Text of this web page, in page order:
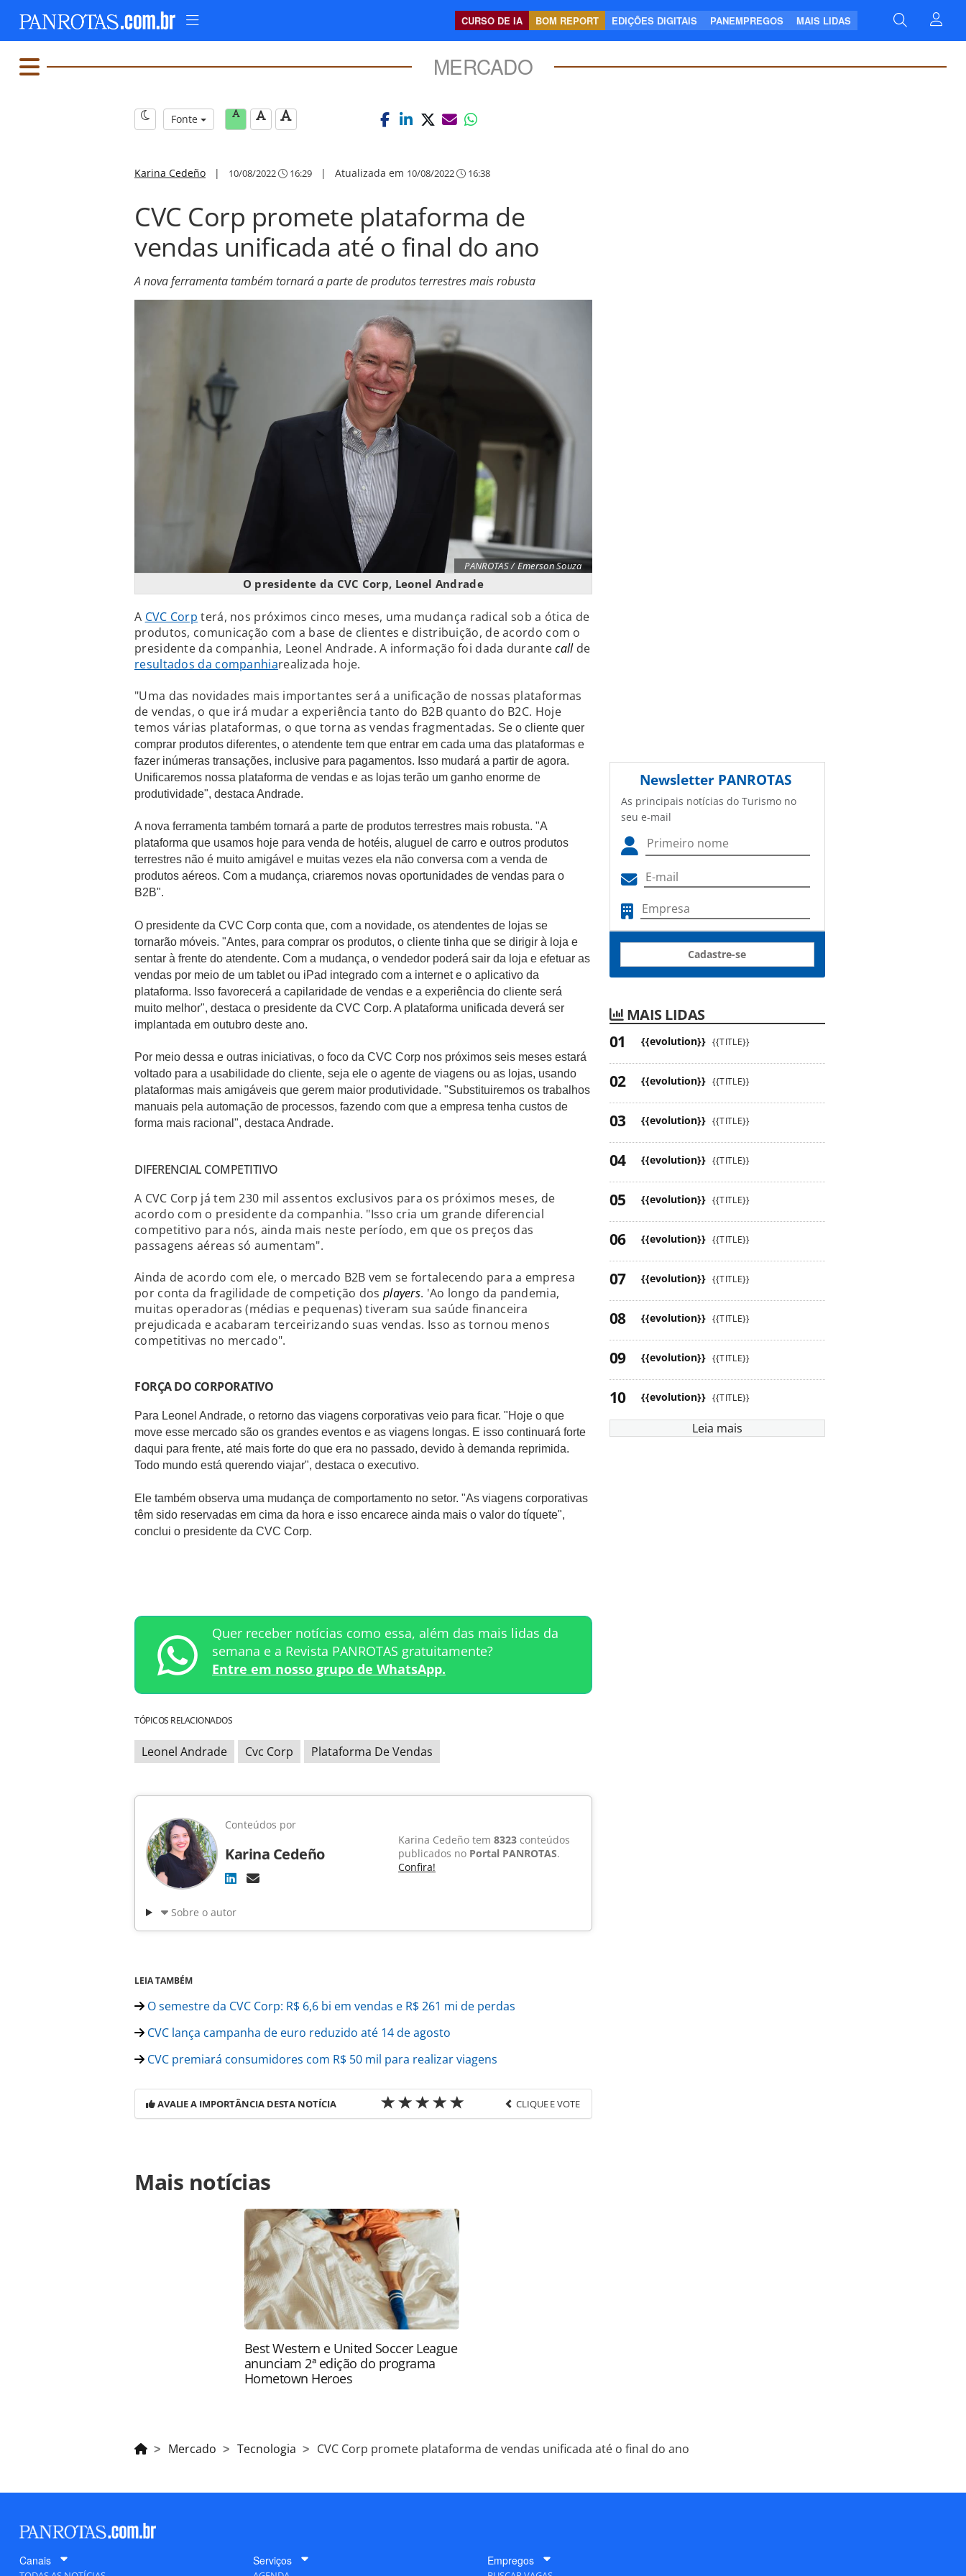
CURSO DE IA BOM REPORT EDIÇÕES DIGITAIS PANEMPREGOS MAIS LIDAS
MERCADO
Fonte
Karina Cedeño | 10/08/2022 16:29 | Atualizada em 10/08/2022 16:38
CVC Corp promete plataforma de
vendas unificada até o final do ano
A nova ferramenta também tornará a parte de produtos terrestres mais robusta
PANROTAS / Emerson Souza
O presidente da CVC Corp, Leonel Andrade
A CVC Corp terá, nos próximos cinco meses, uma mudança radical sob a ótica de
produtos, comunicação com a base de clientes e distribuição, de acordo com o
presidente da companhia, Leonel Andrade. A informação foi dada durantecallde
resultados da companhiarealizada hoje.
"Uma das novidades mais importantes será a unificação de nossas plataformas
de vendas, o que irá mudar a experiência tanto do B2B quanto do B2C. Hoje
temos várias plataformas, o que torna as vendas fragmentadas. Se o cliente quer
comprar produtos diferentes, o atendente tem que entrar em cada uma das plataformas e
fazer inúmeras transações, inclusive para pagamentos. Isso mudará a partir de agora.
Unificaremos nossa plataforma de vendas e as lojas terão um ganho enorme de
produtividade", destaca Andrade.
A nova ferramenta também tornará a parte de produtos terrestres mais robusta. "A
plataforma que usamos hoje para venda de hotéis, aluguel de carro e outros produtos
terrestres não é muito amigável e muitas vezes ela não conversa com a venda de
produtos aéreos. Com a mudança, criaremos novas oportunidades de vendas para o
B2B".
O presidente da CVC Corp conta que, com a novidade, os atendentes de lojas se
tornarão móveis. "Antes, para comprar os produtos, o cliente tinha que se dirigir à loja e
sentar à frente do atendente. Com a mudança, o vendedor poderá sair da loja e efetuar as
vendas por meio de um tablet ou iPad integrado com a internet e o aplicativo da
plataforma. Isso favorecerá a capilaridade de vendas e a experiência do cliente será
muito melhor", destaca o presidente da CVC Corp. A plataforma unificada deverá ser
implantada em outubro deste ano.
Por meio dessa e outras iniciativas, o foco da CVC Corp nos próximos seis meses estará
voltado para a usabilidade do cliente, seja ele o agente de viagens ou as lojas, usando
plataformas mais amigáveis que gerem maior produtividade. "Substituiremos os trabalhos
manuais pela automação de processos, fazendo com que a empresa tenha custos de
forma mais racional", destaca Andrade.
DIFERENCIAL COMPETITIVO
A CVC Corp já tem 230 mil assentos exclusivos para os próximos meses, de
acordo com o presidente da companhia. "Isso cria um grande diferencial
competitivo para nós, ainda mais neste período, em que os preços das
passagens aéreas só aumentam".
Ainda de acordo com ele, o mercado B2B vem se fortalecendo para a empresa
por conta da fragilidade de competição dos players. 'Ao longo da pandemia,
muitas operadoras (médias e pequenas) tiveram sua saúde financeira
prejudicada e acabaram terceirizando suas vendas. Isso as tornou menos
competitivas no mercado".
FORÇA DO CORPORATIVO
Para Leonel Andrade, o retorno das viagens corporativas veio para ficar. "Hoje o que
move esse mercado são os grandes eventos e as viagens longas. E isso continuará forte
daqui para frente, até mais forte do que era no passado, devido à demanda reprimida.
Todo mundo está querendo viajar", destaca o executivo.
Ele também observa uma mudança de comportamento no setor. "As viagens corporativas
têm sido reservadas em cima da hora e isso encarece ainda mais o valor do tíquete",
conclui o presidente da CVC Corp.
Quer receber notícias como essa, além das mais lidas da
semana e a Revista PANROTAS gratuitamente?
Entre em nosso grupo de WhatsApp.
TÓPICOS RELACIONADOS
Leonel Andrade Cvc Corp Plataforma De Vendas
Conteúdos por
Karina Cedeño
Karina Cedeño tem 8323 conteúdos
publicados no Portal PANROTAS.
Confira!
Sobre o autor
LEIA TAMBÉM
O semestre da CVC Corp: R$ 6,6 bi em vendas e R$ 261 mi de perdas
CVC lança campanha de euro reduzido até 14 de agosto
CVC premiará consumidores com R$ 50 mil para realizar viagens
AVALIE A IMPORTÂNCIA DESTA NOTÍCIA CLIQUE E VOTE
https://www.panrotas.com.br/mercado/tecnologia/2022/08/cvc-corp-promete-
plataforma-de-vendas-unificada-ate-o-final-do-ano_191172.html ou as ferramentas
oferecidas na página. Todo o conteúdo produzido pela PANROTAS Editora é protegido
pela legislação brasileira sobre direito autoral. Não reproduza o conteúdo sem
autorização da PANROTAS Editora (copyright@panrotas.com.br).
Mais notícias
Best Western e United Soccer League
anunciam 2ª edição do programa
Hometown Heroes
Newsletter PANROTAS
As principais notícias do Turismo no
seu e-mail
Cadastre-se
MAIS LIDAS
{{evolution}} {{TITLE}}
{{evolution}} {{TITLE}}
{{evolution}} {{TITLE}}
{{evolution}} {{TITLE}}
{{evolution}} {{TITLE}}
{{evolution}} {{TITLE}}
{{evolution}} {{TITLE}}
{{evolution}} {{TITLE}}
{{evolution}} {{TITLE}}
{{evolution}} {{TITLE}}
Leia mais
Mercado Tecnologia CVC Corp promete plataforma de vendas unificada até o final do ano
Canais Serviços Empregos